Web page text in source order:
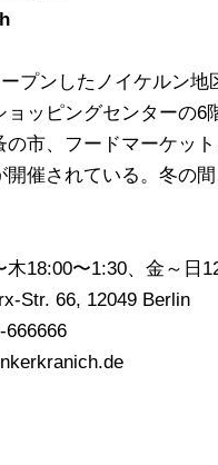
プンしたノイケルン
ョッピングセンターの6
の市、フードマーケッ
開催されている。冬の
木18:00〜1:30、金～日
Str. 66, 12049 Berlin
666666